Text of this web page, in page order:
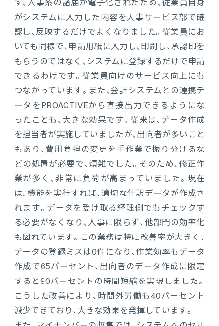
ず、人事系の諸届が電子化されたため、従業員自身
がシステムに入力した内容を人事サービス部で確
認し、反映するだけでよくなりました。従業員にお
いても同様で、申請用紙に入力し、印刷し、承認印を
もらうのではなく、システムに登録するだけで申請
できるわけです。従業員向けのサービス向上にも
つながっています。また、会計システムとの連携デ
ータをPROACTIVEから直接出力できるようにな
ったことも、大きな効果です。従来は、データ作成
を担当者が実施していましたが、出向者が多いこと
もあり、費用負担の変更を手作業で振り分けるな
どの処置が必要で、煩雑でした。そのため、修正作
業が多く、非常に負荷が高まっていました。現在
は、機能を実行すれば、適切な仕訳データが作成さ
れます。データを受け取る経理側でもチェックす
る必要がなくなり、人事に限らず、他部門の効率化
も図れています。この業務は特に改善率が大きく、
データの登録ミスは0件になり、作業効率もデータ
作成で65パーセント、出向者のデータ作成に限定
すると90パーセントの時間短縮を実現しました。
こうした改善により、時間外労働も40パーセント
減少できており、大きな効果を発揮しています。